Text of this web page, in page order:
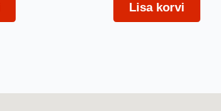
Lisa korvi